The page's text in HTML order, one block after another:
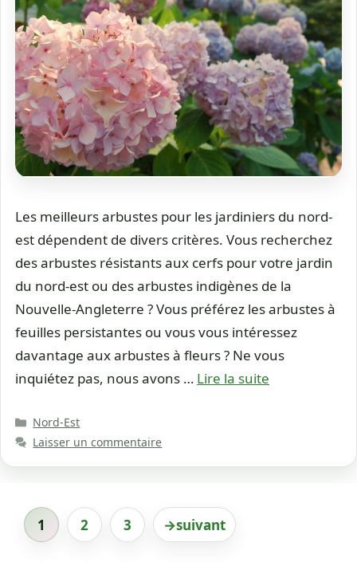
Les meilleurs arbustes pour les jardiniers du nord-
est dépendent de divers critères. Vous recherchez
des arbustes résistants aux cerfs pour votre jardin
du nord-est ou des arbustes indigènes de la
Nouvelle-Angleterre ? Vous préférez les arbustes à
feuilles persistantes ou vous vous intéressez
davantage aux arbustes à fleurs ? Ne vous
inquiétez pas, nous avons … Lire la suite
Catégories
Nord-Est
Laisser un commentaire
Page
1 Page
2 Page
3 →suivant